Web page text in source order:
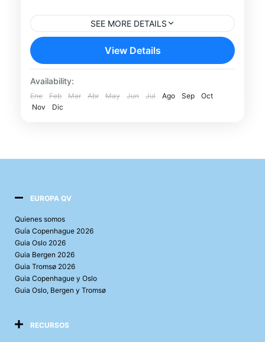
SEE MORE DETAILS
Descubre dos de los grandes símbolos de
Irlanda con este tour de Guinness y
destilerías en Dublín. Acompañado por un
guía profesional, conocerás la historia...
Dublín
View Details
Availability:
Ene Feb Mar Abr May Jun Jul Ago Sep
Oct
Nov
Dic
EUROPA QV
Quienes somos
Guía Copenhague 2026
Guia Oslo 2026
Guia Bergen 2026
Guia Tromsø 2026
Guia Copenhague y Oslo
Guia Oslo, Bergen y Tromsø
RECURSOS